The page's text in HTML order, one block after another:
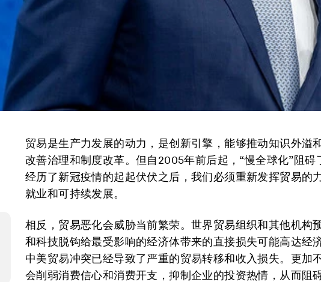
贸易是生产力发展的动力，是创新引擎，能够推动知识外溢
改善治理和制度改革。但自2005年前后起，“慢全球化”阻碍
经历了新冠疫情的起起伏伏之后，我们必须重新发挥贸易的
就业和可持续发展。
相反，贸易恶化会威胁当前繁荣。世界贸易组织和其他机构
和科技脱钩给最受影响的经济体带来的直接损失可能高达经
中美贸易冲突已经导致了严重的贸易转移和收入损失。更加
会削弱消费信心和消费开支，抑制企业的投资热情，从而阻